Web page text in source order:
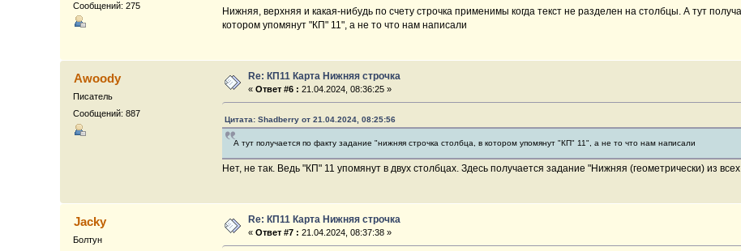
Сообщений: 275
Нижняя, верхняя и какая-нибудь по счету строчка применимы когда текст не разделен на столбцы. А тут
котором упомянут "КП" 11", а не то что нам написали
Awoody
Писатель
Сообщений: 887
Re: КП11 Карта Нижняя строчка
«Ответ #6 : 21.04.2024, 08:36:25 »
Цитата: Shadberry от 21.04.2024, 08:25:56
А тут получается по факту задание "нижняя строчка столбца, в котором упомянут "КП" 11", а не то что нам написали
Нет, не так. Ведь "КП" 11 упомянут в двух столбцах. Здесь получается задание "Нижняя (геометрически) из
Jacky
Болтун
Re: КП11 Карта Нижняя строчка
«Ответ #7 : 21.04.2024, 08:37:38 »